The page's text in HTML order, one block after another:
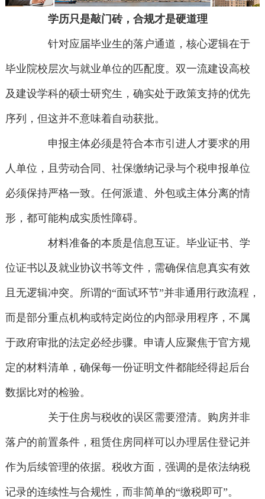
学历只是敲门砖，合规才是硬道理
针对应届毕业生的落户通道，核心逻辑在于
毕业院校层次与就业单位的匹配度。双一流建设高校
及建设学科的硕士研究生，确实处于政策支持的优先
序列，但这并不意味着自动获批。
申报主体必须是符合本市引进人才要求的用
人单位，且劳动合同、社保缴纳记录与个税申报单位
必须保持严格一致。任何派遣、外包或主体分离的情
形，都可能构成实质性障碍。
材料准备的本质是信息互证。毕业证书、学
位证书以及就业协议书等文件，需确保信息真实有效
且无逻辑冲突。所谓的“面试环节”并非通用行政流程，
而是部分重点机构或特定岗位的内部录用程序，不属
于政府审批的法定必经步骤。申请人应聚焦于官方规
定的材料清单，确保每一份证明文件都能经得起后台
数据比对的检验。
关于住房与税收的误区需要澄清。购房并非
落户的前置条件，租赁住房同样可以办理居住登记并
作为后续管理的依据。税收方面，强调的是依法纳税
记录的连续性与合规性，而非简单的“缴税即可”。